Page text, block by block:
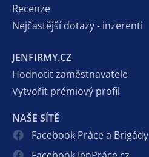
Recenze
Nejčastější dotazy - inzerenti
JENFIRMY.CZ
Hodnotit zaměstnavatele
Vytvořit prémiový profil
NAŠE SÍTĚ
Facebook Práce a Brigády